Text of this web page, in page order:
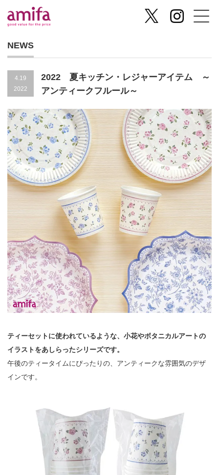
NEWS
4.19
2022
2022 夏キッチン・レジャーアイテム ～
アンティークフルール～
ティーセットに使われているような、小花やボタニカルアートの
イラストをあしらったシリーズです。
午後のティータイムにぴったりの、アンティークな雰囲気のデザ
インです。